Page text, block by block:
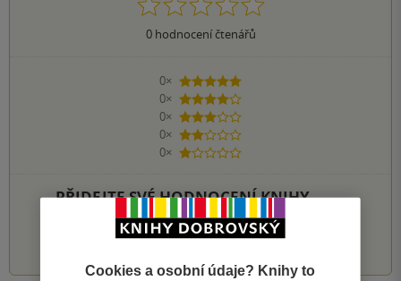
0hodnocení čtenářů
0×
5 hvězdiček
0×
4 hvězdičky
0×
3 hvězdičky
0×
2 hvězdičky
0×
1 hvezdička
PŘIDEJTE SVÉ HODNOCENÍ KNIHY
1 2 3 4 5
Cookies a osobní údaje? Knihy to